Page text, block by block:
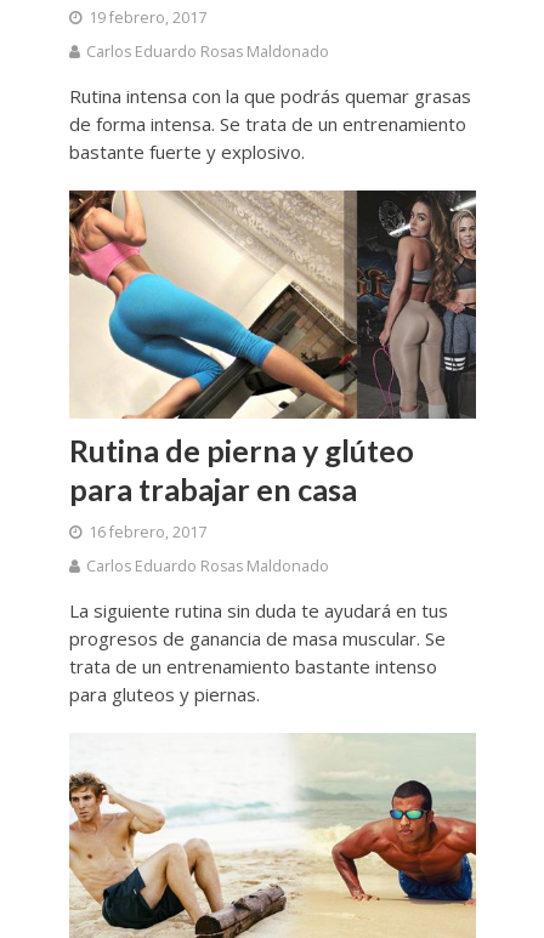
19 febrero, 2017
Carlos Eduardo Rosas Maldonado
Rutina intensa con la que podrás quemar grasas
de forma intensa. Se trata de un entrenamiento
bastante fuerte y explosivo.
Rutina de pierna y glúteo
para trabajar en casa
16 febrero, 2017
Carlos Eduardo Rosas Maldonado
La siguiente rutina sin duda te ayudará en tus
progresos de ganancia de masa muscular. Se
trata de un entrenamiento bastante intenso
para gluteos y piernas.